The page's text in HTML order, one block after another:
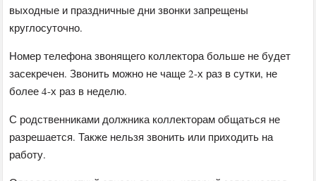
выходные и праздничные дни звонки запрещены
круглосуточно.
Номер телефона звонящего коллектора больше не будет
засекречен. Звонить можно не чаще 2-х раз в сутки, не
более 4-х раз в неделю.
С родственниками должника коллекторам общаться не
разрешается. Также нельзя звонить или приходить на
работу.